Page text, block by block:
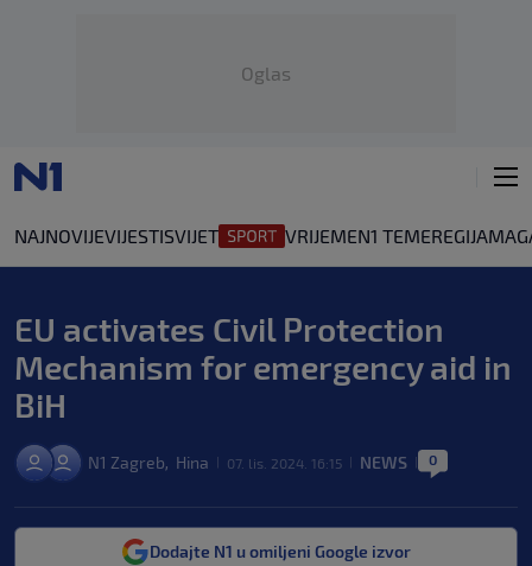
Oglas
NAJNOVIJEVIJESTISVIJET VRIJEMEN1 TEMEREGIJA
EU activates Civil Protection
Mechanism for emergency aid in
BiH
N1 Zagreb, Hina 07. lis. 2024. 16:15 NEWS 0
Dodajte N1 u omiljeni Google izvor